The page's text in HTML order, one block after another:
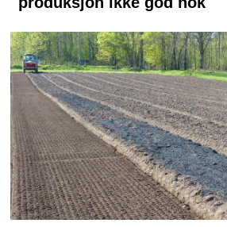
Krogh, Andreas
og matskribent),
Møller (fagrådgiver i
våre hender), Elise
(daglig leder,
Stina Mehus
Eiketoppen) og
(forfatter og